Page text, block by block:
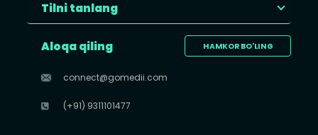
Tilni tanlang
HAMKOR BO'LING
Aloqa qiling
connect@gomedii.com
(+91) 9311101477